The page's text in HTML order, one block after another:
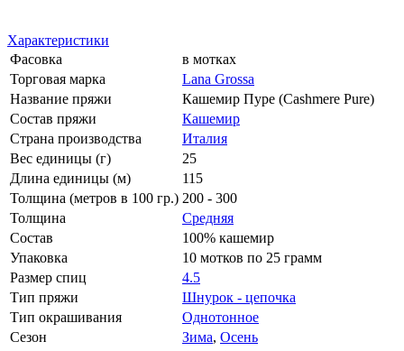
Характеристики
Фасовка
в мотках
Торговая марка
Lana Grossa
Название пряжи
Кашемир Пуре (Cashmere Pure)
Состав пряжи
Кашемир
Страна производства
Италия
Вес единицы (г)
25
Длина единицы (м)
115
Толщина (метров в 100 гр.) 200 - 300
Толщина
Средняя
Состав
100% кашемир
Упаковка
10 мотков по 25 грамм
Размер спиц
4.5
Тип пряжи
Шнурок - цепочка
Тип окрашивания
Однотонное
Сезон
Зима, Осень